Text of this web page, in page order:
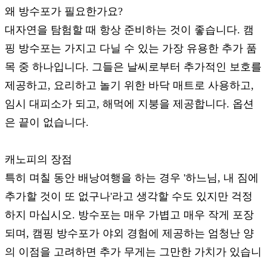
왜 방수포가 필요한가요?
대자연을 탐험할 때 항상 준비하는 것이 좋습니다. 캠
핑 방수포는 가지고 다닐 수 있는 가장 유용한 추가 품
목 중 하나입니다. 그들은 날씨로부터 추가적인 보호를
제공하고, 요리하고 놀기 위한 바닥 매트로 사용하고,
임시 대피소가 되고, 해먹에 지붕을 제공합니다. 옵션
은 끝이 없습니다.
캐노피의 장점
특히 며칠 동안 배낭여행을 하는 경우 '하느님, 내 짐에
추가할 것이 또 없구나'라고 생각할 수도 있지만 걱정
하지 마십시오. 방수포는 매우 가볍고 매우 작게 포장
되며, 캠핑 방수포가 야외 경험에 제공하는 엄청난 양
의 이점을 고려하면 추가 무게는 그만한 가치가 있습니